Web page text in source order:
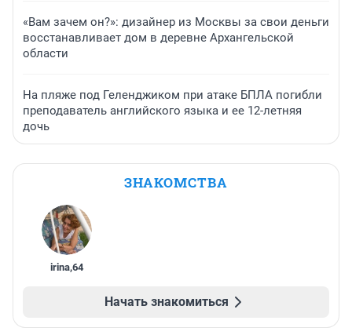
«Вам зачем он?»: дизайнер из Москвы за свои деньги
восстанавливает дом в деревне Архангельской
области
На пляже под Геленджиком при атаке БПЛА погибли
преподаватель английского языка и ее 12-летняя
дочь
ЗНАКОМСТВА
irina,64
Начать знакомиться